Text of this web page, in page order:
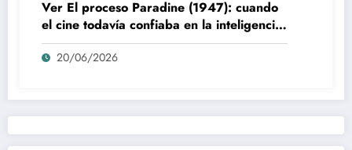
Ver El proceso Paradine (1947): cuando
el cine todavía confiaba en la inteligencia
del espectador
20/06/2026